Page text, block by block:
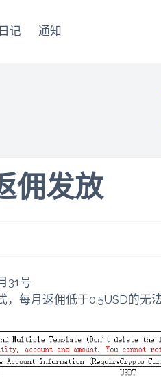
记 通知
佣发放
31号
，每月返佣低于0.5USD的无